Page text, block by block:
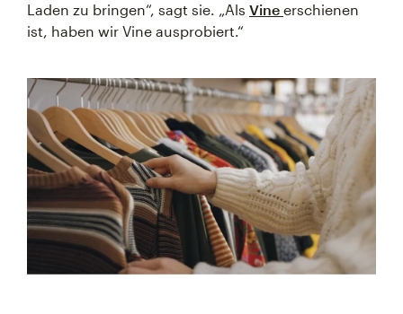
Laden zu bringen“, sagt sie. „Als Vine erschienen
ist, haben wir Vine ausprobiert.“